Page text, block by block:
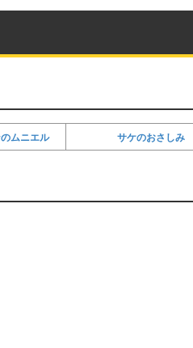
ムニエル サケのおさしみ